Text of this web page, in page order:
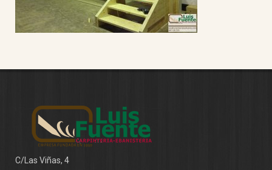
NUESTROS TRABAJOS
CONTACTO
C/Las Viñas, 4